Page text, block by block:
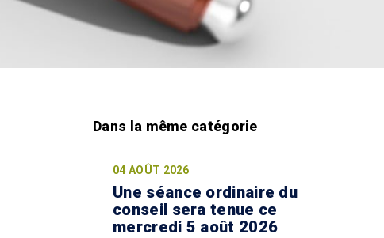
04 AOÛT 2026
Une séance ordinaire du
conseil sera tenue ce
mercredi 5 août 2026